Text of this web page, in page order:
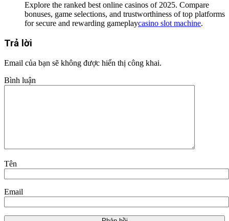
Explore the ranked best online casinos of 2025. Compare
bonuses, game selections, and trustworthiness of top platforms
for secure and rewarding gameplaycasino slot machine.
Trả lời
Email của bạn sẽ không được hiển thị công khai.
Bình luận
Tên
Email